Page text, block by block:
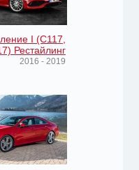
I (C117,
Рестайлинг
2016 - 2019